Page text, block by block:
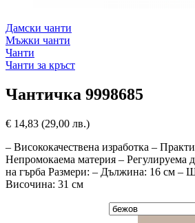
Дамски чанти
Мъжки чанти
Чанти
Чанти за кръст
Чантичка 9998685
€ 14,83 (29,00 лв.)
– Висококачествена изработка –
Непромокаема материя – Регулируема
на гърба Размери: – Дължина: 16 см –
Височина: 31 см